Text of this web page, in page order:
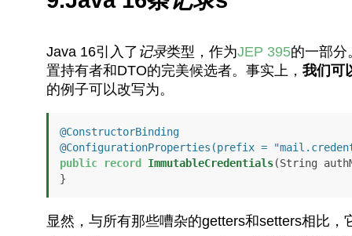
Java 16引入了 记录类型，作为JEP 395的一部分
置持有者和DTO的完美候选者。事实上， 我们可
的例子可以改写为。
@ConstructorBinding
@ConfigurationProperties(prefix =
public
record ImmutableCredentials(String
}
显然，与所有那些嘈杂的getters和setters相比，